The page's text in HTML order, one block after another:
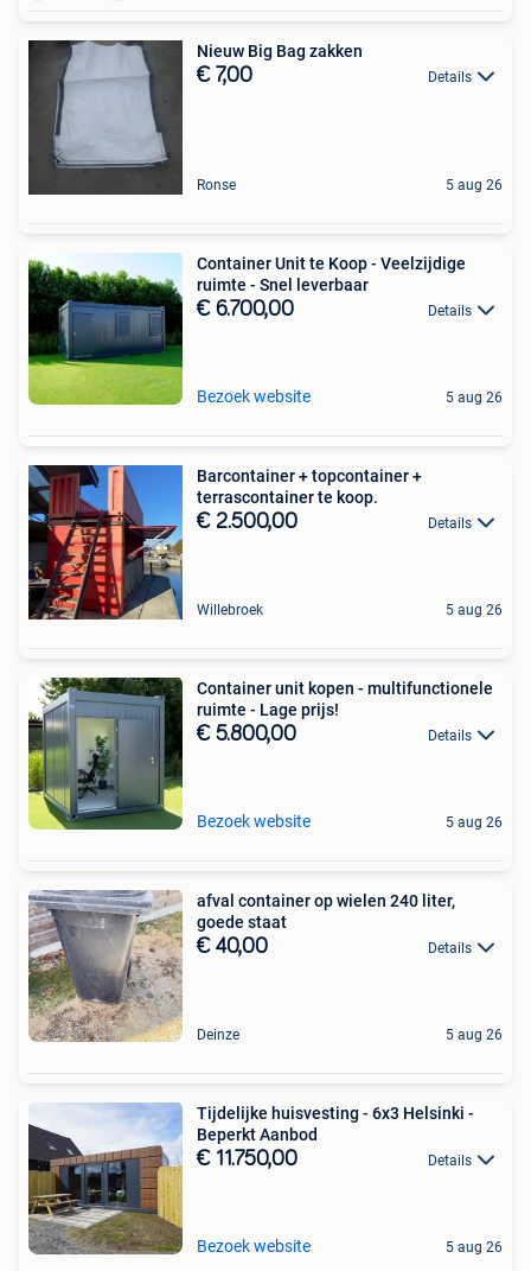
Nieuw Big Bag zakken
€ 7,00 Details
Ronse 5 aug 26
Container Unit te Koop - Veelzijdige
ruimte - Snel leverbaar
€ 6.700,00 Details
Bezoek website 5 aug 26
Barcontainer + topcontainer +
terrascontainer te koop.
€ 2.500,00 Details
Willebroek 5 aug 26
Container unit kopen - multifunctionele
ruimte - Lage prijs!
€ 5.800,00 Details
Bezoek website 5 aug 26
afval container op wielen 240 liter,
goede staat
€ 40,00 Details
Deinze 5 aug 26
Tijdelijke huisvesting - 6x3 Helsinki -
Beperkt Aanbod
€ 11.750,00 Details
Bezoek website 5 aug 26